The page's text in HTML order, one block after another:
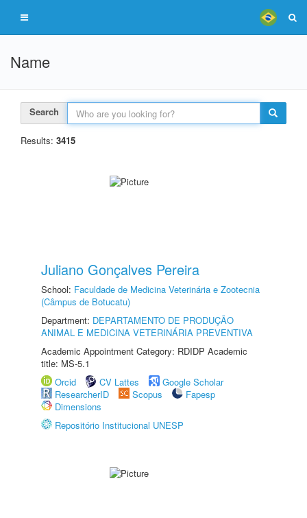
Name
Search
Results: 3415
Juliano Gonçalves Pereira
School: Faculdade de Medicina Veterinária e Zootecnia
(Câmpus de Botucatu)
Department: DEPARTAMENTO DE PRODUÇÃO
ANIMAL E MEDICINA VETERINÁRIA PREVENTIVA
Academic Appointment Category: RDIDP Academic
title: MS-5.1
Orcid
CV Lattes
Google Scholar
ResearcherID
Scopus
Fapesp
Dimensions
Repositório Institucional UNESP